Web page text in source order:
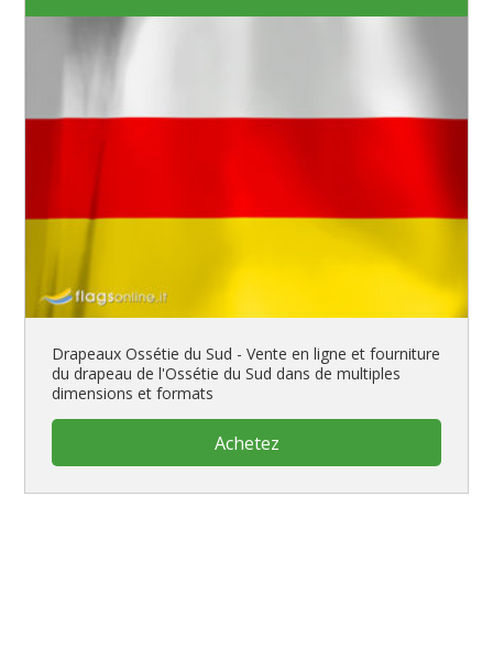
Drapeaux Ossétie du Sud - Vente en ligne et fourniture
du drapeau de l'Ossétie du Sud dans de multiples
dimensions et formats
Achetez